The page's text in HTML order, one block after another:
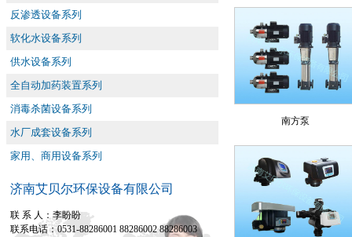
反渗透设备系列
软化水设备系列
供水设备系列
全自动加药装置系列
消毒杀菌设备系列
水厂成套设备系列
家用、商用设备系列
济南艾贝尔环保设备有限公司
联 系 人：李盼盼
联系电话：0531-88286001 88286002 88286003
南方泵